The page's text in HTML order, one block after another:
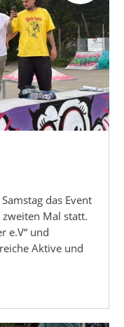
das Event
Mal statt.
e.V“ und
Aktive und